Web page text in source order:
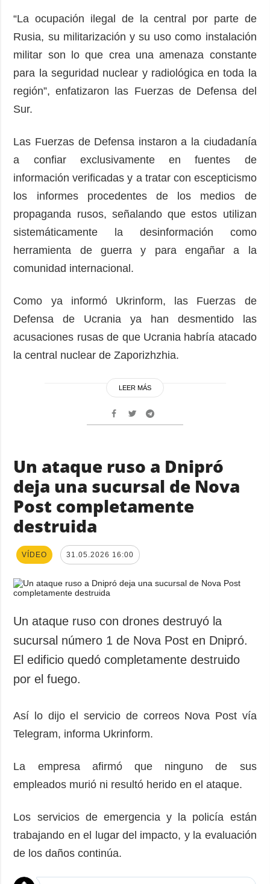
“La ocupación ilegal de la central por parte de
Rusia, su militarización y su uso como instalación
militar son lo que crea una amenaza constante
para la seguridad nuclear y radiológica en toda la
región”, enfatizaron las Fuerzas de Defensa del
Sur.
Las Fuerzas de Defensa instaron a la ciudadanía
a confiar exclusivamente en fuentes de
información verificadas y a tratar con escepticismo
los informes procedentes de los medios de
propaganda rusos, señalando que estos utilizan
sistemáticamente la desinformación como
herramienta de guerra y para engañar a la
comunidad internacional.
Como ya informó Ukrinform, las Fuerzas de
Defensa de Ucrania ya han desmentido las
acusaciones rusas de que Ucrania habría atacado
la central nuclear de Zaporizhzhia.
LEER MÁS
Un ataque ruso a Dnipró
deja una sucursal de Nova
Post completamente
destruida
VÍDEO 31.05.2026 16:00
Un ataque ruso con drones destruyó la
sucursal número 1 de Nova Post en Dnipró.
El edificio quedó completamente destruido
por el fuego.
Así lo dijo el servicio de correos Nova Post vía
Telegram, informa Ukrinform.
La empresa afirmó que ninguno de sus
empleados murió ni resultó herido en el ataque.
Los servicios de emergencia y la policía están
trabajando en el lugar del impacto, y la evaluación
de los daños continúa.